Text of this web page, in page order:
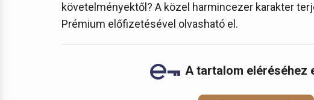
követelményektől? A közel harmincezer karakter
Prémium előfizetésével olvasható el.
A tartalom eléréséhez